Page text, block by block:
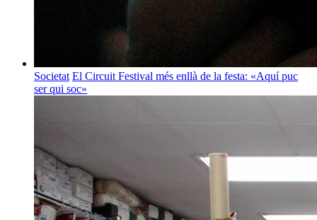
Societat El Circuit Festival més enllà de la festa: «Aquí puc
ser qui soc»